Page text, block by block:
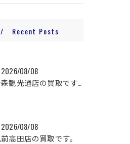
Recent Posts
2026/08/08
青森観光通店の買取です。
2026/08/08
高田店の買取です。